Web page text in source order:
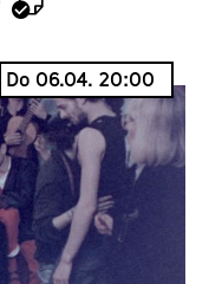
K
a
l
e
n
d
e
Do 06.04. 20:00